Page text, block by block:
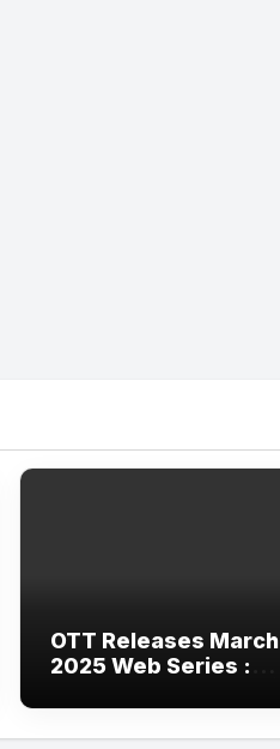
OTT Releases March
2025 Web Series :
Ultra Jhakaas पर नई वेब
सीरीज और फिल्में